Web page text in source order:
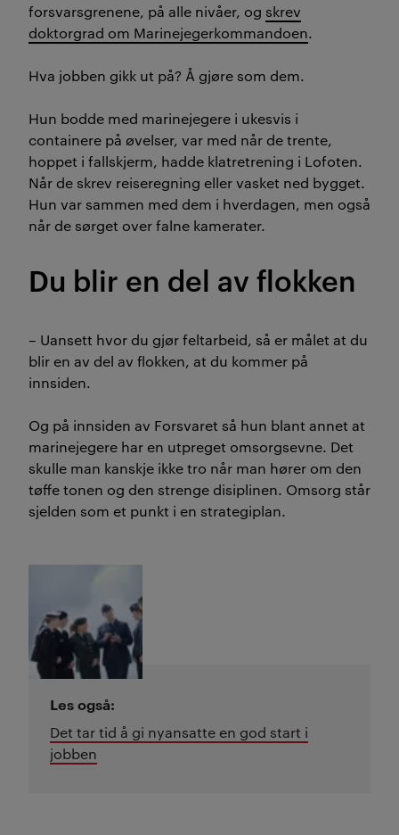
forsvarsgrenene, på alle nivåer, og skrev
doktorgrad om Marinejegerkommandoen.
Hva jobben gikk ut på? Å gjøre som dem.
Hun bodde med marinejegere i ukesvis i
containere på øvelser, var med når de trente,
hoppet i fallskjerm, hadde klatretrening i Lofoten.
Når de skrev reiseregning eller vasket ned bygget.
Hun var sammen med dem i hverdagen, men også
når de sørget over falne kamerater.
Du blir en del av flokken
– Uansett hvor du gjør feltarbeid, så er målet at du
blir en av del av flokken, at du kommer på
innsiden.
Og på innsiden av Forsvaret så hun blant annet at
marinejegere har en utpreget omsorgsevne. Det
skulle man kanskje ikke tro når man hører om den
tøffe tonen og den strenge disiplinen. Omsorg står
sjelden som et punkt i en strategiplan.
Les også:
Det tar tid å gi nyansatte en god start i
jobben